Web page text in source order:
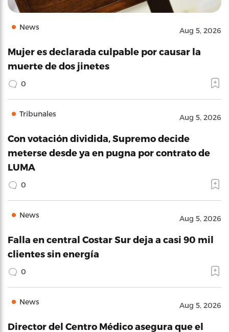
News Aug 5, 2026
Mujer es declarada culpable por causar la
muerte de dos jinetes
0
Tribunales Aug 5, 2026
Con votación dividida, Supremo decide
meterse desde ya en pugna por contrato de
LUMA
0
News Aug 5, 2026
Falla en central Costar Sur deja a casi 90 mil
clientes sin energía
0
News Aug 5, 2026
Director del Centro Médico asegura que el